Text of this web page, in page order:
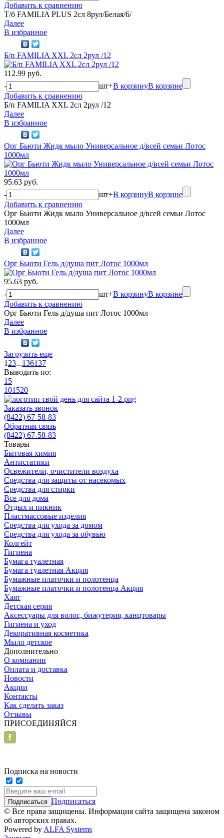
Добавить к сравнению
Т/б FAMILIA PLUS 2сл 8рул/Белая/6/
Далее
В избранное
Б/п FAMILIA XXL 2сл 2рул /12
112.99 руб.
-
шт+В корзинуВ корзине
Добавить к сравнению
Б/п FAMILIA XXL 2сл 2рул /12
Далее
В избранное
Орг Бьюти Жидк мыло Универсальное д/всей семьи Лотос
1000мл
95.63 руб.
-
шт+В корзинуВ корзине
Добавить к сравнению
Орг Бьюти Жидк мыло Универсальное д/всей семьи Лотос
1000мл
Далее
В избранное
Орг Бьюти Гель д/душа пит Лотос 1000мл
95.63 руб.
-
шт+В корзинуВ корзине
Добавить к сравнению
Орг Бьюти Гель д/душа пит Лотос 1000мл
Далее
В избранное
Загрузить еще
1 23...136137
Выводить по:
15
101520
Заказать звонок
(8422) 67-58-83
Обратная связь
(8422) 67-58-83
Товары
Бытовая химия
Антистатики
Освежители, очистители воздуха
Средства для защиты от насекомых
Средства для стирки
Все для дома
Отдых и пикник
Пластмассовые изделия
Средства для ухода за домом
Средства для ухода за обувью
Колгейт
Гигиена
Бумага туалетная
Бумага туалетная Акция
Бумажные платочки и полотенца
Бумажные платочки и полотенца Акция
Хаят
Детская серия
Аксессуары для волос, бижутерия, канцтовары
Гигиена и уход
Декоративная косметика
Мыло детское
Дополнительно
О компании
Оплата и доставка
Новости
Акции
Контакты
Как сделать заказ
Отзывы
ПРИСОЕДИНЯЙСЯ
Подписка на новости
Подписаться
© Все права защищены. Информация сайта защищена законом
об авторских правах.
Powered by ALFA Systems